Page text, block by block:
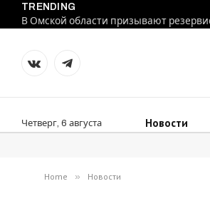
TRENDING
В Омской области призывают
VKontakteTelegram
Четверг, 6 августа Новости
Home » Новости